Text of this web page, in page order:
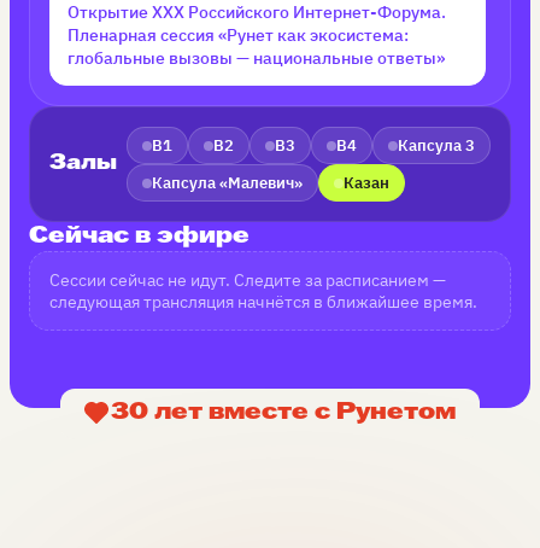
Открытие XXX Российского Интернет-Форума.
Пленарная сессия «Рунет как экосистема:
глобальные вызовы — национальные ответы»
Залы
В1 В2 В3 В4
Капсула 3
Капсула «Малевич»
Казан
Сейчас в эфире
Сессии сейчас не идут. Следите за расписанием —
следующая трансляция начнётся в ближайшее время.
20 лет вместе с РАЭК